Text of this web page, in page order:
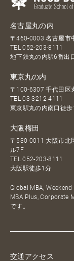
名古屋丸の内
〒460-0003 名古屋市
TEL052-203-8111
地下鉄丸の内駅6番出
東京丸の内
〒100-6307 千代田区
TEL03-3212-4111
東京駅丸の内南口徒
大阪梅田
〒530-0011 大阪市北
ル7F
TEL052-203-8111
大阪駅徒歩1分
Global MBA,
MBA Plus, Corporate
です。
交通アクセス